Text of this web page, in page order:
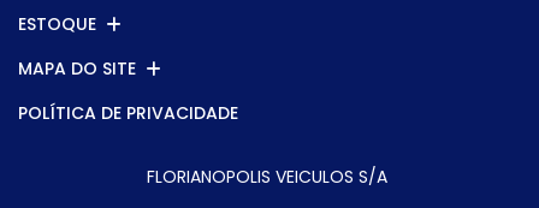
ESTOQUE
MAPA DO SITE
POLÍTICA DE PRIVACIDADE
FLORIANOPOLIS VEICULOS S/A